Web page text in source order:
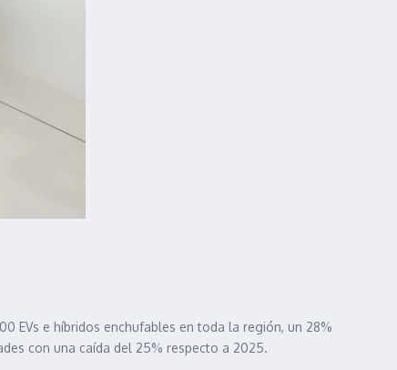
EVs e híbridos enchufables en toda la región, un 28%
con una caída del 25% respecto a 2025.